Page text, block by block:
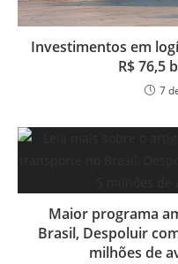
Investimentos em
R$ 76,5
7
Maior programa
Brasil, Despoluir
milhões de